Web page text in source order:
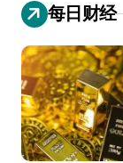
每日财经